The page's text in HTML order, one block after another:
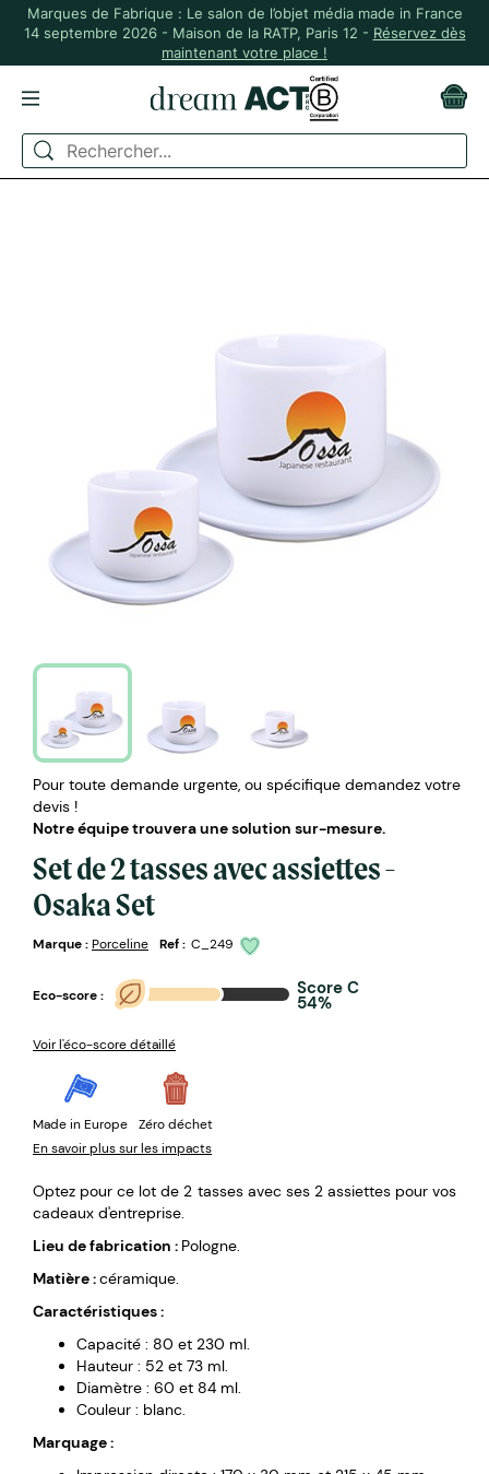
Marques de Fabrique : Le salon de l’objet média made in France
14 septembre 2026 - Maison de la RATP, Paris 12 - Réservez dès
maintenant votre place !
ACCUEIL BUREAU
SET DE 2 TASSES AVEC ASSIETTES - OSAKA SET
Pour toute demande urgente, ou spécifique demandez votre
devis !
Notre équipe trouvera une solution sur-mesure.
Set de 2 tasses avec assiettes -
Osaka Set
Marque :Porceline Ref : C_249
Eco-score : Score C
54%
Voir l'éco-score détaillé
Made in Europe
Zéro déchet
En savoir plus sur les impacts
Optez pour ce lot de 2 tasses avec ses 2 assiettes pour vos
cadeaux d'entreprise.
Lieu de fabrication : Pologne.
Matière :céramique.
Caractéristiques :
Capacité : 80 et 230 ml.
Hauteur : 52 et 73 ml.
Diamètre : 60 et 84 ml.
Couleur : blanc.
Marquage :